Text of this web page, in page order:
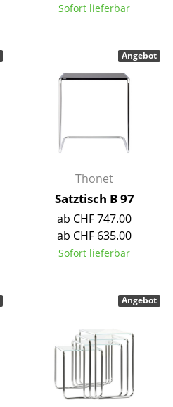
Sofort lieferbar
Thonet
Satztisch B 97
ab CHF 747.00
ab CHF 635.00
Sofort lieferbar
Angebot
Angebot